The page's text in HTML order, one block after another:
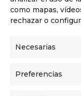
como mapas,
rechazar o
Necesarias
Preferencias